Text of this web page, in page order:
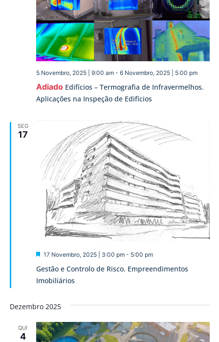
Adiado Edifícios – Termografia de Infravermelhos.
Aplicações na Inspeção de Edifícios
5 Novembro, 2025 | 9:00 am- 6 Novembro, 2025 | 5:00 pm
SEG
17
Gestão e Controlo de Risco. Empreendimentos
Imobiliários
Destaque
17 Novembro, 2025 | 3:00 pm- 5:00 pm
Dezembro 2025
QUI
4